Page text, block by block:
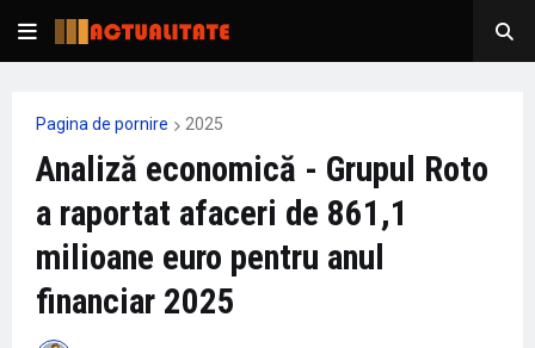
Pagina de pornire 2025
Analiză economică - Grupul Roto
a raportat afaceri de 861,1
milioane euro pentru anul
financiar 2025